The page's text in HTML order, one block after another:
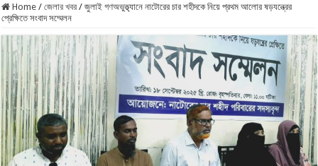
Home / জেলার খবর / জুলাই গণঅভুত্থ্যানে নাটোরের চার শহীদকে নিয়ে প্রথম আলোর ষড়যন্ত্রের
প্রেক্ষিতে সংবাদ সম্মেলন